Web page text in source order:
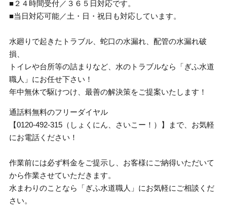
■２４時間受付／３６５日対応です。
■当日対応可能／土・日・祝日も対応しています。
水廻りで起きたトラブル、蛇口の水漏れ、配管の水漏れ破
損、
トイレや台所等の詰まりなど、水のトラブルなら「ぎふ水道
職人」にお任せ下さい！
年中無休で駆けつけ、最善の解決策をご提案いたします！
通話料無料のフリーダイヤル
【0120-492-315（しょくにん、さいこー！）】まで、お気軽
にお電話ください！
作業前には必ず料金をご提示し、お客様にご納得いただいて
から作業させていただきます。
水まわりのことなら「ぎふ水道職人」にお気軽にご相談くだ
さい。